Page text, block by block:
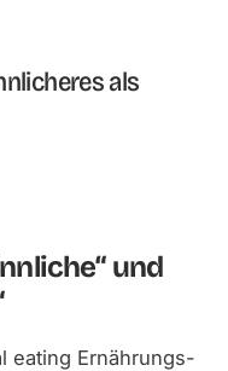
als
und
eating Ernährungs­